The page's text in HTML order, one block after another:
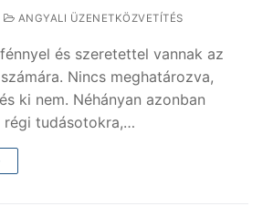
ANGYALI ÜZENETKÖZVETÍTÉS
és szeretettel vannak az
Nincs meghatározva,
ki nem. Néhányan azonban
régi tudásotokra,…